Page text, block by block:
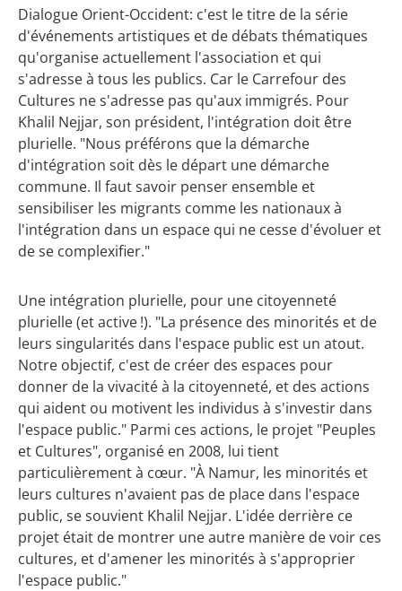
Dialogue Orient-Occident: c'est le titre de la série
d'événements artistiques et de débats thématiques
qu'organise actuellement l'association et qui
s'adresse à tous les publics. Car le Carrefour des
Cultures ne s'adresse pas qu'aux immigrés. Pour
Khalil Nejjar, son président, l'intégration doit être
plurielle. "Nous préférons que la démarche
d'intégration soit dès le départ une démarche
commune. Il faut savoir penser ensemble et
sensibiliser les migrants comme les nationaux à
l'intégration dans un espace qui ne cesse d'évoluer et
de se complexifier."
Une intégration plurielle, pour une citoyenneté
plurielle (et active !). "La présence des minorités et de
leurs singularités dans l'espace public est un atout.
Notre objectif, c'est de créer des espaces pour
donner de la vivacité à la citoyenneté, et des actions
qui aident ou motivent les individus à s'investir dans
l'espace public." Parmi ces actions, le projet "Peuples
et Cultures", organisé en 2008, lui tient
particulièrement à cœur. "À Namur, les minorités et
leurs cultures n'avaient pas de place dans l'espace
public, se souvient Khalil Nejjar. L'idée derrière ce
projet était de montrer une autre manière de voir ces
cultures, et d'amener les minorités à s'approprier
l'espace public."